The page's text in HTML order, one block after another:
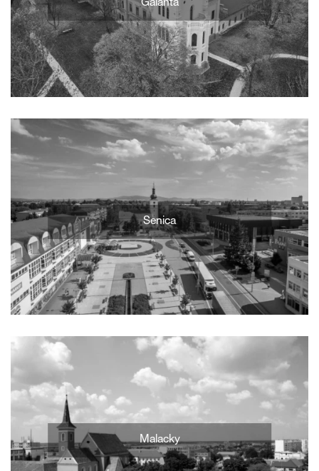
Galanta
Senica
Malacky